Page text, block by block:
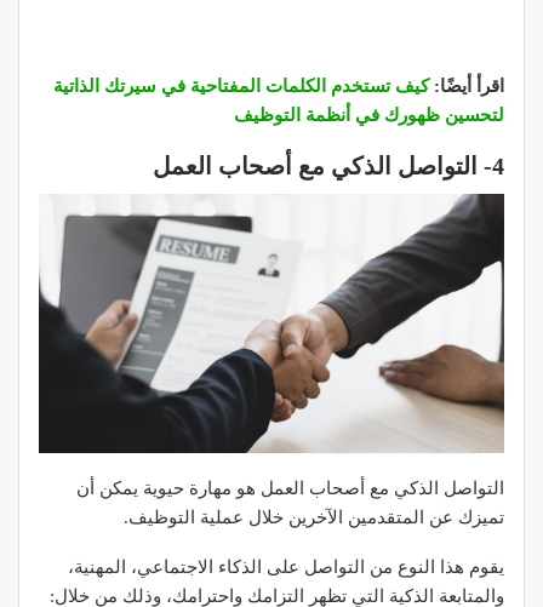
اقرأ أيضًا:كيف تستخدم الكلمات المفتاحية في سيرتك الذاتية
لتحسين ظهورك في أنظمة التوظيف
4- التواصل الذكي مع أصحاب العمل
التواصل الذكي مع أصحاب العمل هو مهارة حيوية يمكن أن
تميزك عن المتقدمين الآخرين خلال عملية التوظيف.
يقوم هذا النوع من التواصل على الذكاء الاجتماعي، المهنية،
والمتابعة الذكية التي تظهر التزامك واحترامك، وذلك من خلال: